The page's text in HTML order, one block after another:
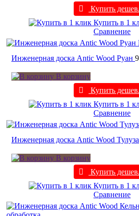
Купить
Купить в 1
Сравнение
Инженерная доска Antic Wood Руан
В корзину
Купить
Купить в 1
Сравнение
Инженерная доска Antic Wood Тулуза
В корзину
Купить
Купить в 1
Сравнение